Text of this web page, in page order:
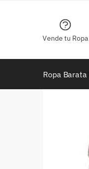
Vende tu Ropa
Ropa